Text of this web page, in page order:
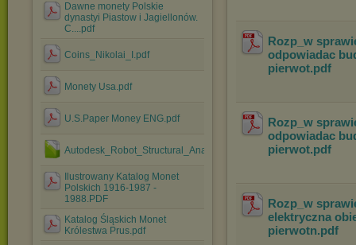
Dawne monety Polskie
dynastyi Piastow i Jagiellonów.
C....pdf
Coins_Nikolai_I.pdf
Monety Usa.pdf
U.S.Paper Money ENG.pdf
Autodesk_Robot_Structural_Analysis_Profesional_2010.part4.rar
Ilustrowany Katalog Monet
Polskich 1916-1987 -
1988.PDF
Katalog Śląskich Monet
Królestwa Prus.pdf
Rozp_w
odpowiadac
pierwot.pdf
Rozp_w
odpowiadac
pierwot.pdf
Rozp_w
elektryczna
pierwotn.pdf